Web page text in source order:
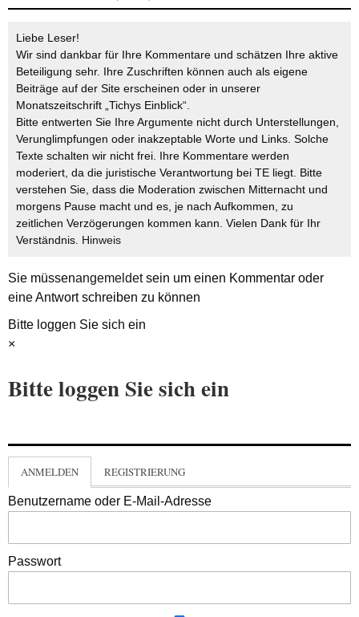
Liebe Leser!
Wir sind dankbar für Ihre Kommentare und schätzen Ihre aktive
Beteiligung sehr. Ihre Zuschriften können auch als eigene
Beiträge auf der Site erscheinen oder in unserer
Monatszeitschrift „Tichys Einblick“.
Bitte entwerten Sie Ihre Argumente nicht durch Unterstellungen,
Verunglimpfungen oder inakzeptable Worte und Links. Solche
Texte schalten wir nicht frei. Ihre Kommentare werden
moderiert, da die juristische Verantwortung bei TE liegt. Bitte
verstehen Sie, dass die Moderation zwischen Mitternacht und
morgens Pause macht und es, je nach Aufkommen, zu
zeitlichen Verzögerungen kommen kann. Vielen Dank für Ihr
Verständnis. Hinweis
Sie müssenangemeldetsein um einen Kommentar oder
eine Antwort schreiben zu können
Bitte loggen Sie sich ein
×
Bitte loggen Sie sich ein
ANMELDEN REGISTRIERUNG
Benutzername oder E-Mail-Adresse
Passwort